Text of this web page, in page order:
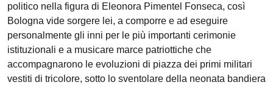
politico nella figura di Eleonora Pimentel Fonseca, così
Bologna vide sorgere lei, a comporre e ad eseguire
personalmente gli inni per le più importanti cerimonie
istituzionali e a musicare marce patriottiche che
accompagnarono le evoluzioni di piazza dei primi militari
vestiti di tricolore, sotto lo sventolare della neonata bandiera